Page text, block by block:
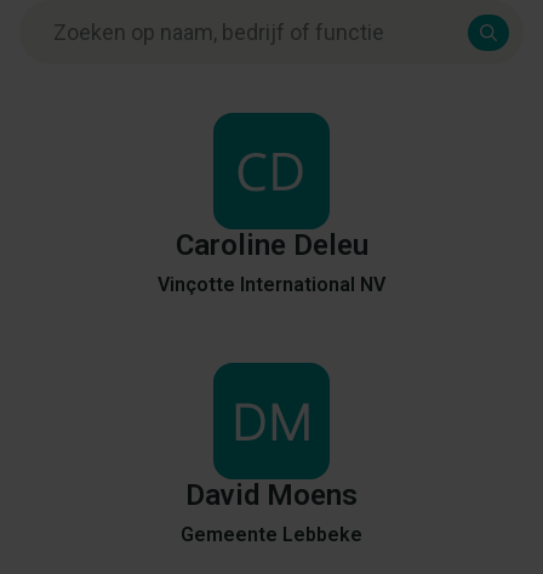
Caroline Deleu
Vinçotte International NV
David Moens
Gemeente Lebbeke